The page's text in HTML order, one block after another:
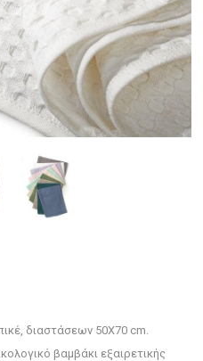
διαστάσεων 50Χ70 cm.
βαμβάκι εξαιρετικής